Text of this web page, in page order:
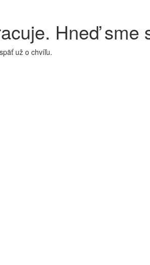
Hneď sme
už o chvíľu.